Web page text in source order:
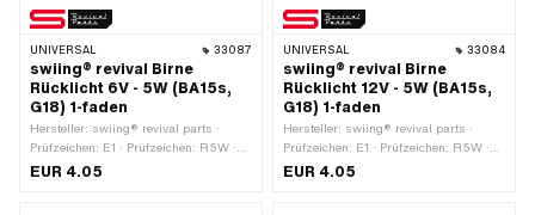
UNIVERSAL 33087
swiing® revival Birne
Rücklicht 6V - 5W (BA15s,
G18) 1-faden
Hersteller: swiing® revival parts ·
Prüfzeichen: E1 · Prüfzeichen: R5W ·
Leuchtmittelfassung: BA15s ·
EUR 4.05
UNIVERSAL 33084
swiing® revival Birne
Rücklicht 12V - 5W (BA15s,
G18) 1-faden
Hersteller: swiing® revival parts ·
Prüfzeichen: E1 · Prüfzeichen: R5W ·
Leuchtmittelfassung: BA15s ·
EUR 4.05